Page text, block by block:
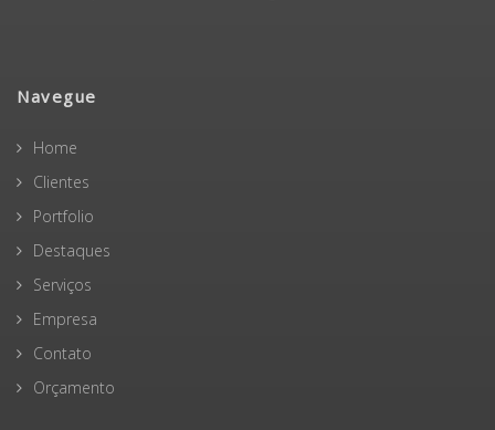
Navegue
Home
Clientes
Portfolio
Destaques
Serviços
Empresa
Contato
Orçamento